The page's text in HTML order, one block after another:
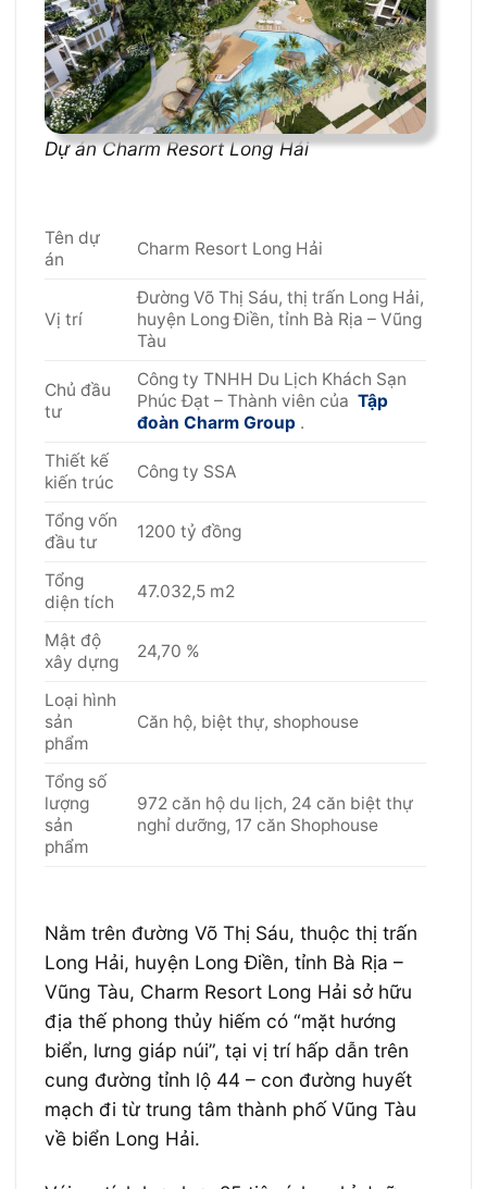
Dự án Charm Resort Long Hải
Tên dự
án
Charm Resort Long Hải
Vị trí
Đường Võ Thị Sáu, thị trấn Long Hải,
huyện Long Điền, tỉnh Bà Rịa – Vũng
Tàu
Chủ đầu
tư
Công ty TNHH Du Lịch Khách Sạn
Phúc Đạt – Thành viên của Tập
đoàn Charm Group .
Thiết kế
kiến trúc
Công ty SSA
Tổng vốn
đầu tư
1200 tỷ đồng
Tổng
diện tích
47.032,5 m2
Mật độ
xây dựng
24,70 %
Loại hình
sản
phẩm
Căn hộ, biệt thự, shophouse
Tổng số
lượng
sản
phẩm
972 căn hộ du lịch, 24 căn biệt thự
nghỉ dưỡng, 17 căn Shophouse
Nằm trên đường Võ Thị Sáu, thuộc thị trấn
Long Hải, huyện Long Điền, tỉnh Bà Rịa –
Vũng Tàu, Charm Resort Long Hải sở hữu
địa thế phong thủy hiếm có “mặt hướng
biển, lưng giáp núi”, tại vị trí hấp dẫn trên
cung đường tỉnh lộ 44 – con đường huyết
mạch đi từ trung tâm thành phố Vũng Tàu
về biển Long Hải.